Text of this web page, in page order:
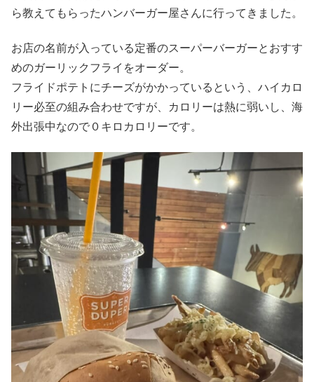
ら教えてもらったハンバーガー屋さんに行ってきました。
お店の名前が入っている定番のスーパーバーガーとおすす
めのガーリックフライをオーダー。
フライドポテトにチーズがかかっているという、ハイカロ
リー必至の組み合わせですが、カロリーは熱に弱いし、海
外出張中なので０キロカロリーです。